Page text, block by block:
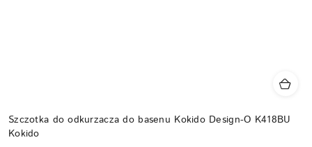
Szczotka do odkurzacza do basenu Kokido Design-O K418BU
Kokido